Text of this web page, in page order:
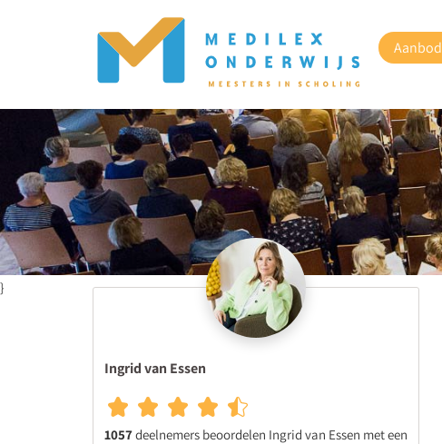
Aanbod
}
Ingrid van Essen
1057deelnemers beoordelen Ingrid van Essen met een